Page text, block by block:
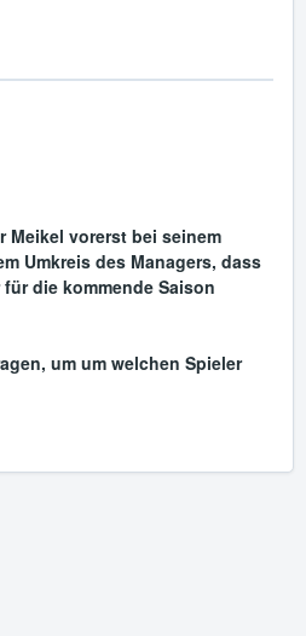
Meikel vorerst bei seinem
Umkreis des Managers, dass
die kommende Saison
um um welchen Spieler